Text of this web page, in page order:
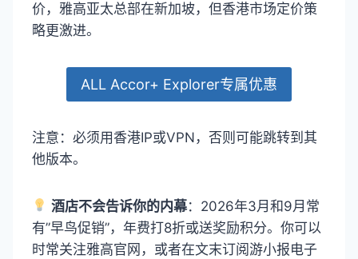
价，雅高亚太总部在新加坡，但香港市场定价策
略更激进。
ALL Accor+ Explorer专属优惠
注意：必须用香港IP或VPN，否则可能跳转到其
他版本。
酒店不会告诉你的内幕：2026年3月和9月常
有”早鸟促销”，年费打8折或送奖励积分。你可以
时常关注雅高官网，或者在文末订阅游小报电子